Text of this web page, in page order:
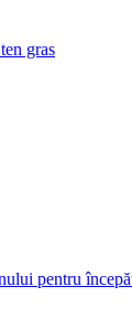
gras
pentru